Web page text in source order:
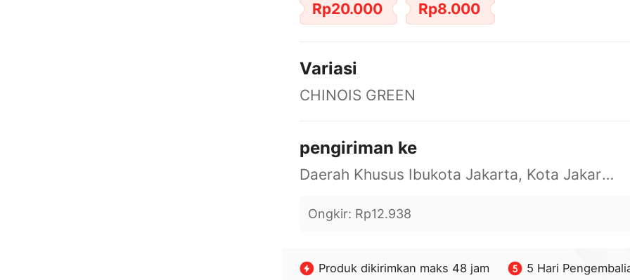
Rp20.000 Rp8.000
Variasi
CHINOIS GREEN
pengiriman ke
Daerah Khusus Ibukota Jakarta, Kota Jakarta Barat, Cengkareng, yy
Ongkir: Rp12.938
Produk dikirimkan maks 48 jam 5 Hari